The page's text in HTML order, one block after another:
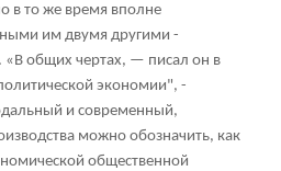
в то же время вполне
им двумя другими -
общих чертах, — писал он в
экономии", -
и современный,
можно обозначить, как
общественной